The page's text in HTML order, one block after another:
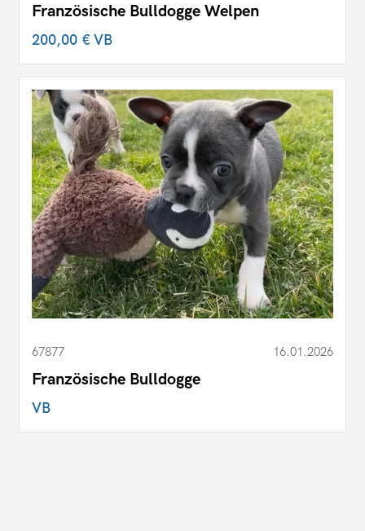
Französische Bulldogge Welpen
200,00 €VB
67877 16.01.2026
Französische Bulldogge
VB